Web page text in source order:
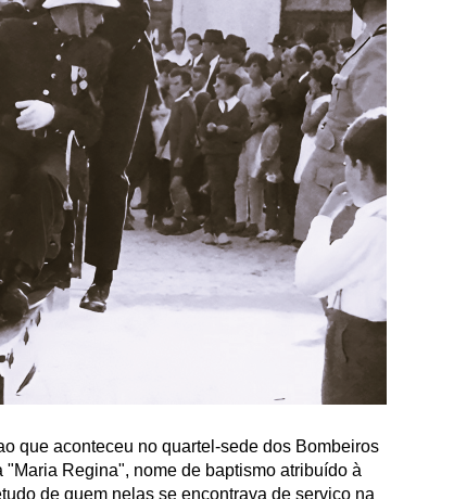
que aconteceu no quartel-sede dos Bombeiros
Regina", nome de baptismo atribuído à
de quem nelas se encontrava de serviço na